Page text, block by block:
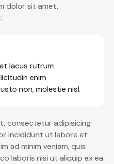
dolor sit amet,
lacus rutrum
enim
non, molestie nisl.
consectetur adipisicing
incididunt ut labore et
ad minim veniam, quis
laboris nisi ut aliquip ex ea